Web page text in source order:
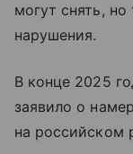
могут снять,
нарушения.
В конце 2025
заявило о
на российском